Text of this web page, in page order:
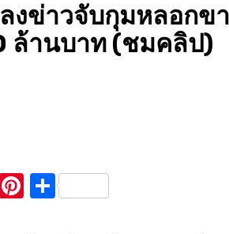
งข่าวจับกุมหลอกข
ล้านบาท (ชมคลิป)
Pinterest
Share